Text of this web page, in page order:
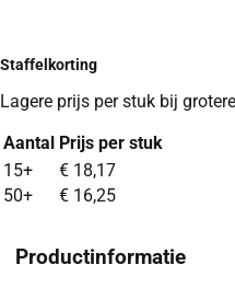
Staffelkorting
Lagere prijs per stuk bij
Bulk pricing discounts based
Aantal Prijs per stuk
15+
€ 18,17
50+
€ 16,25
Productinformatie